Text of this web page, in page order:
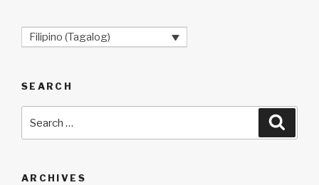
Filipino (Tagalog)
SEARCH
ARCHIVES